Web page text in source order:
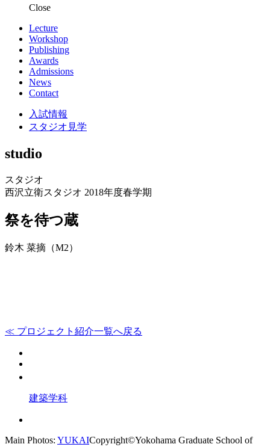
Close
Lecture
Workshop
Publishing
Awards
Admissions
News
Contact
入試情報
スタジオ見学
studio
スタジオ
西沢立衛スタジオ 2018年度春学期
祭を待つ蔵
鈴木 菜摘（M2）
≪ プロジェクト紹介一覧へ戻る
建築学科
Main Photos: YUKAICopyright©Yokohama Graduate School of